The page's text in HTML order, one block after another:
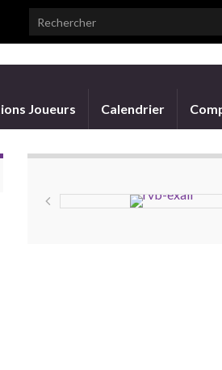
Search for:
Joueurs Calendrier